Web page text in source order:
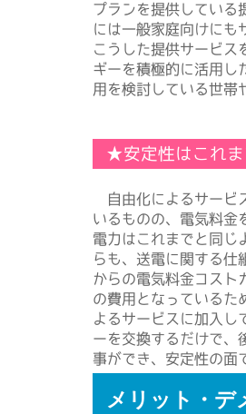
プランを提供している
には一般家庭向けにも
こうした提供サービス
ギーを積極的に活用し
用を検討している世帯
★安定性はこれま
自由化によるサービ
いるものの、電気料金
電力はこれまでと同じ
らも、送電に関する仕
からの電気料金コスト
の費用となっているた
よるサービスに加入し
ーを交換するだけで、
事ができ、安定性の面
メリット・デ